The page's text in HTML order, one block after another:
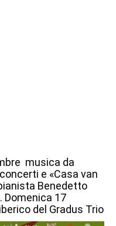
musica da
e «Casa van
Benedetto
Domenica 17
del Gradus Trio